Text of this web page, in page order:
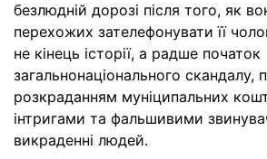
безлюдній дорозі після того, як
перехожих зателефонувати її
не кінець історії, а радше початок
загальнонаціонального скандалу,
розкраданням муніципальних
інтригами та фальшивими
викраденні людей.